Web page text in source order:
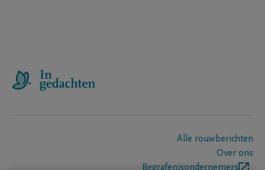
Alle rouwberichten
Over ons
Begrafenisondernemers